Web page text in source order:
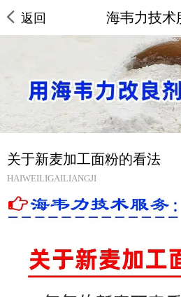
返回 海韦力技术
关于新麦加工面粉的看法
HAIWEILIGAILIANGJI